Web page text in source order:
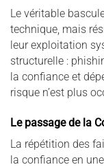
Le véritable
technique, mais
leur exploitation
structurelle :
la confiance et
risque n’est plus
Le passage de la
La répétition des
la confiance en